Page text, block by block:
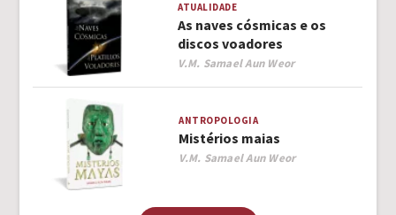
ATUALIDADE
As naves cósmicas e os
discos voadores
Author
V.M. Samael Aun Weor
ANTROPOLOGIA
Mistérios maias
Author
V.M. Samael Aun Weor